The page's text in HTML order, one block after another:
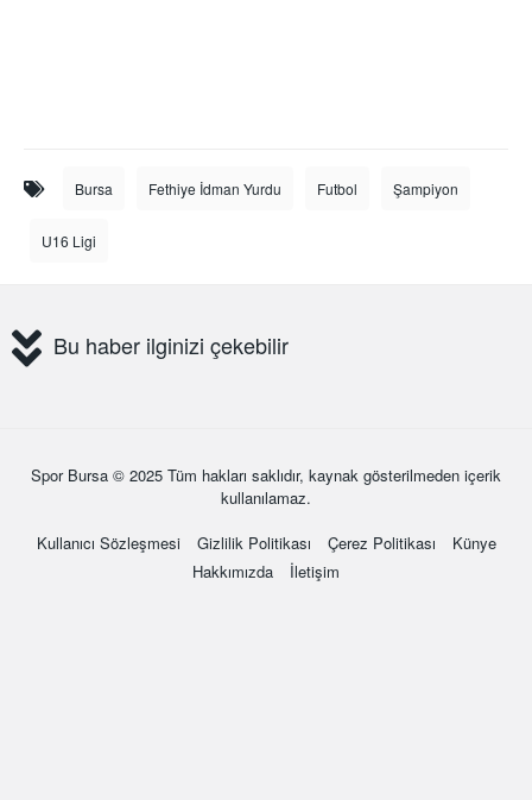
Bursa Fethiye İdman Yurdu Futbol Şampiyon
U16 Ligi
Bu haber ilginizi çekebilir
Spor Bursa © 2025 Tüm hakları saklıdır, kaynak gösterilmeden içerik
kullanılamaz.
Kullanıcı Sözleşmesi
Gizlilik Politikası Çerez Politikası
Künye
Hakkımızda
İletişim